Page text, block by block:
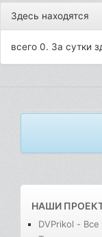
Здесь находятся
всего 0. За сутки
НАШИ
DVPrikol -